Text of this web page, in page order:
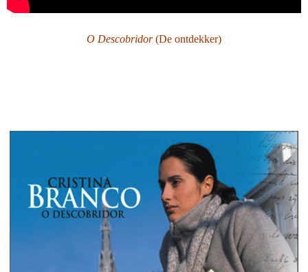
O Descobridor(De ontdekker)